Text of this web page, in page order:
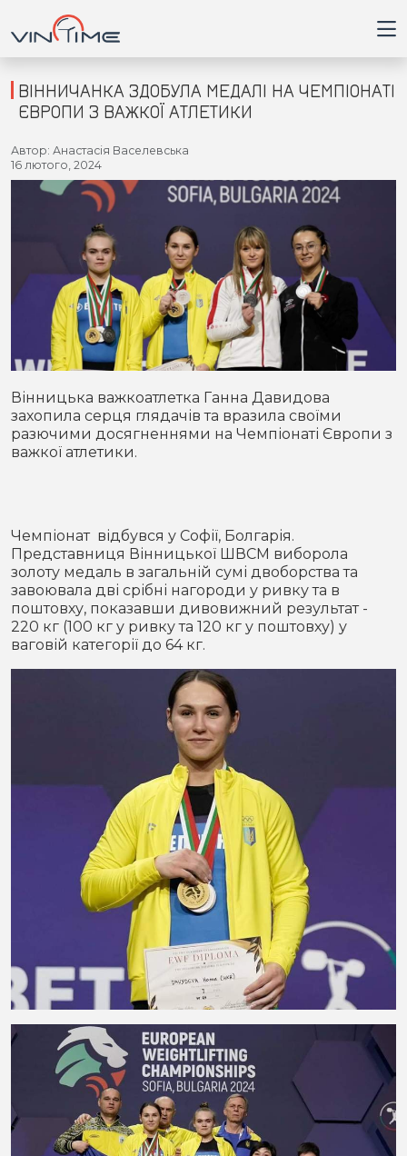
Головна
Війна
Кримінал
Здоров'я
Приватна думка
В кулуарах
Місто
Життя
Конфлікти
Партнери
Спорт
Спорт
Футбол
Контакти
Підписатись на нас у Telegram
ВІННИЧАНКА ЗДОБУЛА МЕДАЛІ НА ЧЕМПІОНАТІ
ЄВРОПИ З ВАЖКОЇ АТЛЕТИКИ
Автор: Анастасія Васелевська
16 лютого, 2024
Вінницька важкоатлетка Ганна Давидова
захопила серця глядачів та вразила своїми
разючими досягненнями на Чемпіонаті Європи з
важкої атлетики.
Чемпіонат відбувся у Софії, Болгарія.
Представниця Вінницької ШВСМ виборола
золоту медаль в загальній сумі двоборства та
завоювала дві срібні нагороди у ривку та в
поштовху, показавши дивовижний результат -
220 кг (100 кг у ривку та 120 кг у поштовху) у
ваговій категорії до 64 кг.